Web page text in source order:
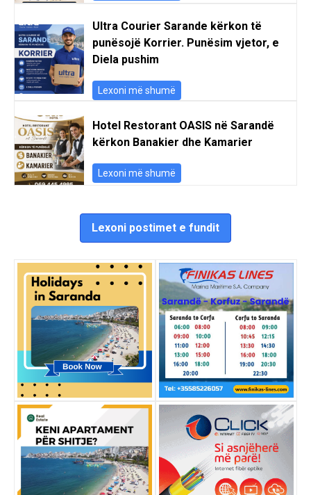
Ultra Courier Sarande kërkon të
punësojë Korrier. Punësim vjetor, e
Diela pushim
Lexoni më shumë
Hotel Restorant OASIS në Sarandë
kërkon Banakier dhe Kamarier
Lexoni më shumë
Lexoni postimet e fundit